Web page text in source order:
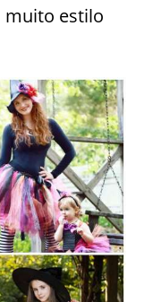
muito estilo